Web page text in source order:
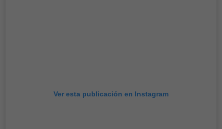
Ver esta publicación en Instagram